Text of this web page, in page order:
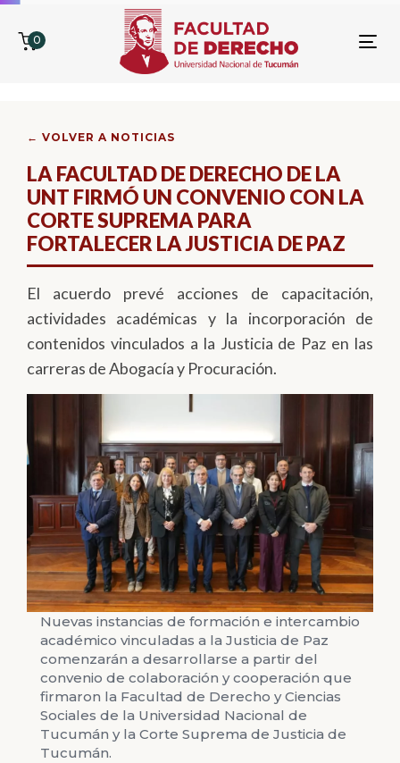
0
← VOLVER A NOTICIAS
LA FACULTAD DE DERECHO DE LA
UNT FIRMÓ UN CONVENIO CON LA
CORTE SUPREMA PARA
FORTALECER LA JUSTICIA DE PAZ
El acuerdo prevé acciones de capacitación,
actividades académicas y la incorporación de
contenidos vinculados a la Justicia de Paz en las
carreras de Abogacía y Procuración.
Nuevas instancias de formación e intercambio
académico vinculadas a la Justicia de Paz
comenzarán a desarrollarse a partir del
convenio de colaboración y cooperación que
firmaron la Facultad de Derecho y Ciencias
Sociales de la Universidad Nacional de
Tucumán y la Corte Suprema de Justicia de
Tucumán.